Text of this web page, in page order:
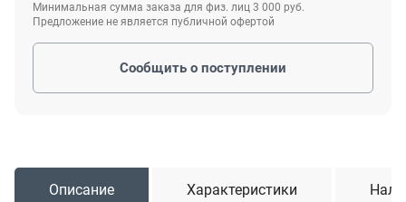
Минимальная сумма заказа для физ. лиц 3 000 руб.
Предложение не является публичной офертой
Сообщить о поступлении
Описание Характеристики